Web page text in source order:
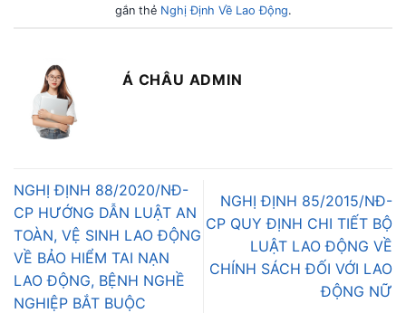
gắn thẻ Nghị Định Về Lao Động.
Á CHÂU ADMIN
NGHỊ ĐỊNH 88/2020/NĐ-
CP HƯỚNG DẪN LUẬT AN
TOÀN, VỆ SINH LAO ĐỘNG
VỀ BẢO HIỂM TAI NẠN
LAO ĐỘNG, BỆNH NGHỀ
NGHIỆP BẮT BUỘC
NGHỊ ĐỊNH 85/2015/NĐ-
CP QUY ĐỊNH CHI TIẾT BỘ
LUẬT LAO ĐỘNG VỀ
CHÍNH SÁCH ĐỐI VỚI LAO
ĐỘNG NỮ